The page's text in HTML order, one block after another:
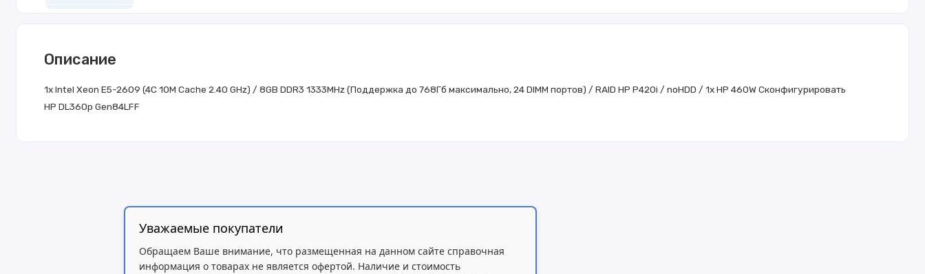
Описание
1x Intel Xeon E5-2609 (4C 10M Cache 2.40 GHz) / 8GB DDR3 1333MHz (Поддержка до 768Гб максимально, 24 DIMM портов) / RAID HP P420i / noHDD / 1x HP 460WСконфигурировать
HP DL360p Gen84LFF
Уважаемые покупатели
Обращаем Ваше внимание, что размещенная на данном сайте справочная
информация о товарах не является офертой. Наличие и стоимость